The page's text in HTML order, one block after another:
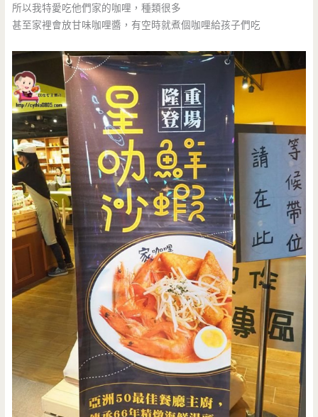
所以我特愛吃他們家的咖哩，種類很多
甚至家裡會放甘味咖哩醬，有空時就煮個咖哩給孩子們吃